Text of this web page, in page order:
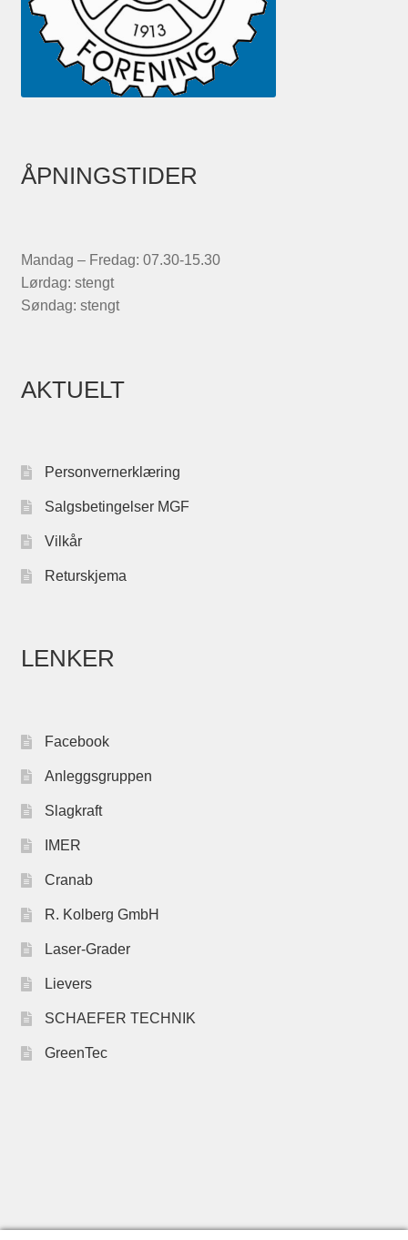
ÅPNINGSTIDER
Mandag – Fredag: 07.30-15.30
Lørdag: stengt
Søndag: stengt
AKTUELT
Personvernerklæring
Salgsbetingelser MGF
Vilkår
Returskjema
LENKER
Facebook
Anleggsgruppen
Slagkraft
IMER
Cranab
R. Kolberg GmbH
Laser-Grader
Lievers
SCHAEFER TECHNIK
GreenTec